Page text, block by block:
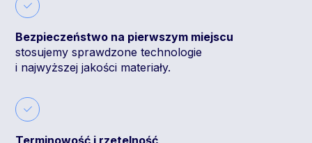
Bezpieczeństwo na pierwszym miejscu
stosujemy sprawdzone technologie
i najwyższej jakości materiały.
Terminowość i rzetelność